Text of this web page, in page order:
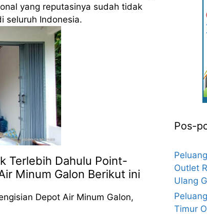
yang reputasinya sudah tidak
seluruh Indonesia.
Terlebih Dahulu Point-
Minum Galon Berikut ini
Depot Air Minum Galon,
Pos-
Outlet
Ulang
Timur